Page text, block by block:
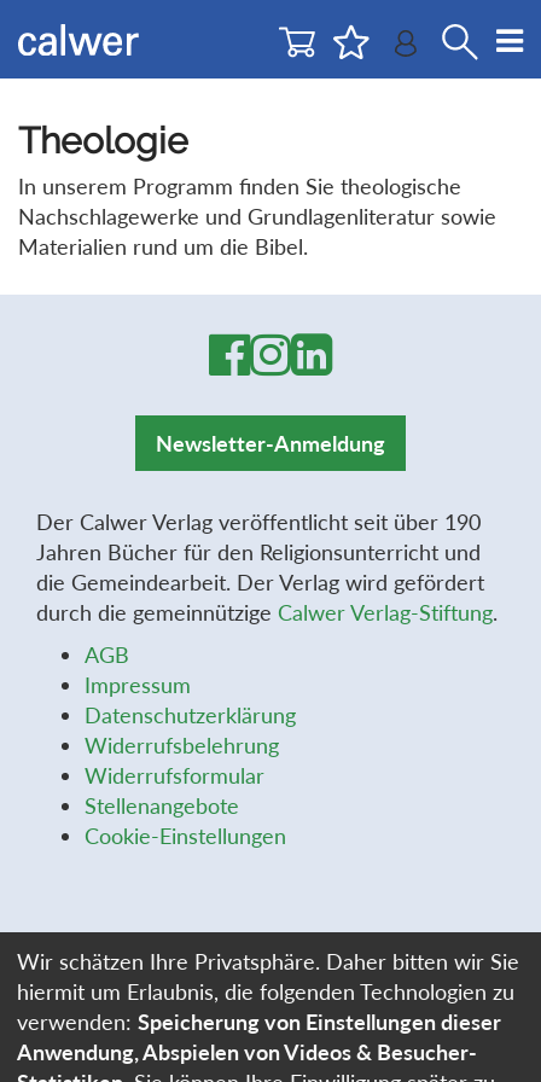
zur
Navigation
zum
Inhalt
Theologie
In unserem Programm finden Sie theologische
Nachschlagewerke und Grundlagenliteratur sowie
Materialien rund um die Bibel.
Newsletter-Anmeldung
Der Calwer Verlag veröffentlicht seit über 190
Jahren Bücher für den Religionsunterricht und
die Gemeindearbeit. Der Verlag wird gefördert
durch die gemeinnützige Calwer Verlag-Stiftung.
AGB
Impressum
Datenschutzerklärung
Widerrufsbelehrung
Widerrufsformular
Stellenangebote
Cookie-Einstellungen
Wir schätzen Ihre Privatsphäre. Daher bitten wir Sie
hiermit um Erlaubnis, die folgenden Technologien zu
verwenden: Speicherung von Einstellungen dieser
Anwendung, Abspielen von Videos & Besucher-